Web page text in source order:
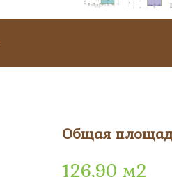
Общая
126,90 м2